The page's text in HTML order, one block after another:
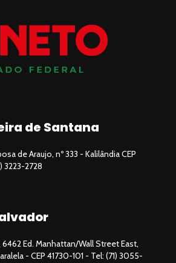
de Santana
de Araujo, nº 333 - Kalilândia CEP
3223-2728
6462 Ed. Manhattan/Wall Street East,
- CEP 41730-101 - Tel: (71) 3055-